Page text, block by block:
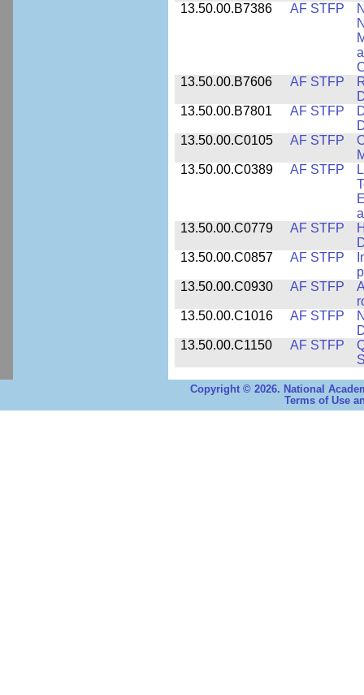
13.50.00.B7386 AF STFP
13.50.00.B7606
AF STFP
13.50.00.B7801
AF STFP
13.50.00.C0105
AF STFP
13.50.00.C0389
AF STFP
13.50.00.C0779
AF STFP
13.50.00.C0857
AF STFP
13.50.00.C0930
AF STFP
13.50.00.C1016
AF STFP
13.50.00.C1150
AF STFP
Copyright © 2026. National
Terms of Use